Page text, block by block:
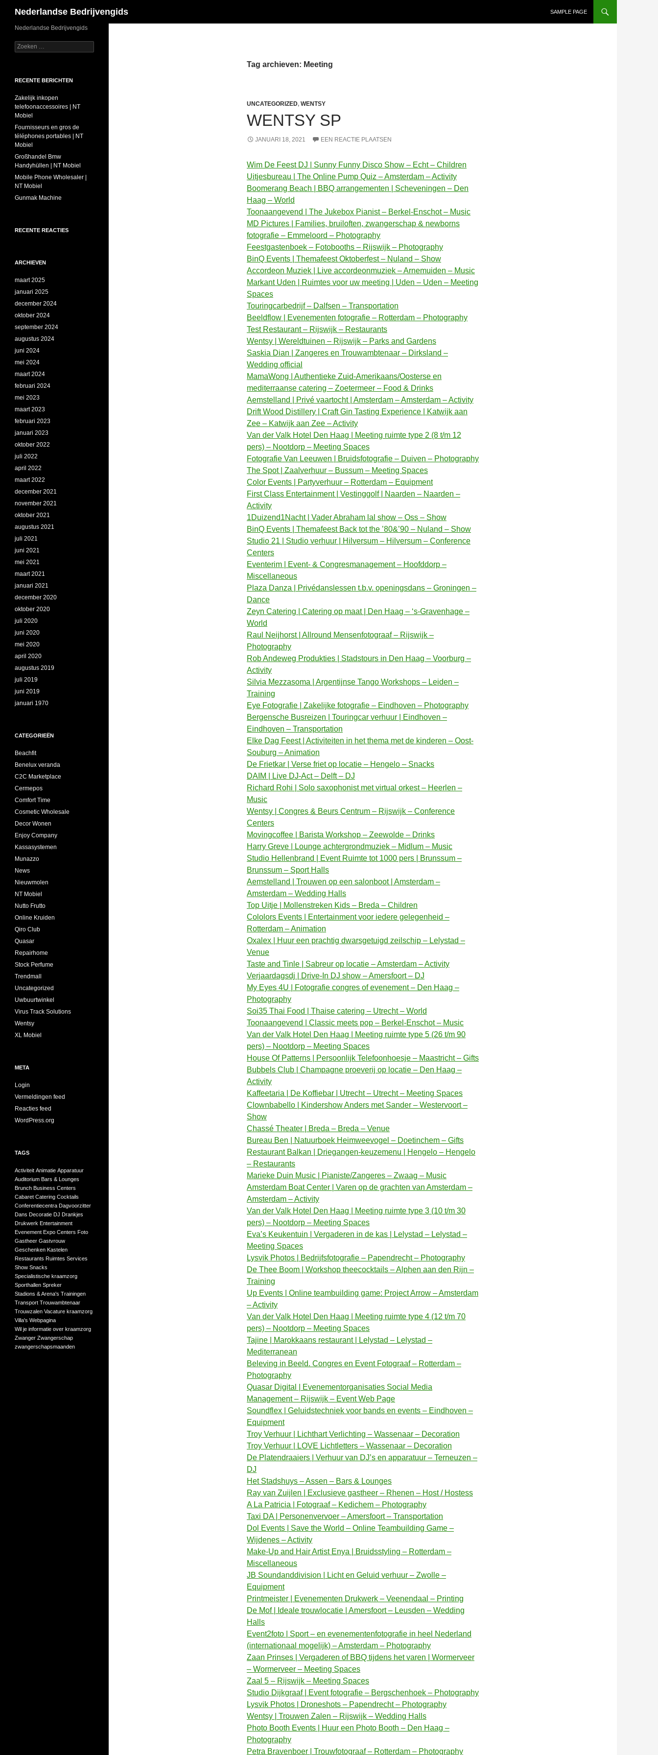
naar
Nederlandse Bedrijvengids SAMPLE PAGE
Tag archieven: Meeting
UNCATEGORIZED, WENTSY
WENTSY SP
JANUARI 18, 2021 EEN REACTIE PLAATSEN
Wim De Feest DJ | Sunny Funny Disco Show – Echt – Children
Uitjesbureau | The Online Pump Quiz – Amsterdam – Activity
Boomerang Beach | BBQ arrangementen | Scheveningen – Den
Haag – World
Toonaangevend | The Jukebox Pianist – Berkel-Enschot – Music
MD Pictures | Families, bruiloften, zwangerschap & newborns
fotografie – Emmeloord – Photography
Feestgastenboek – Fotobooths – Rijswijk – Photography
BinQ Events | Themafeest Oktoberfest – Nuland – Show
Accordeon Muziek | Live accordeonmuziek – Arnemuiden – Music
Markant Uden | Ruimtes voor uw meeting | Uden – Uden – Meeting
Spaces
Touringcarbedrijf – Dalfsen – Transportation
Beeldflow | Evenementen fotografie – Rotterdam – Photography
Test Restaurant – Rijswijk – Restaurants
Wentsy | Wereldtuinen – Rijswijk – Parks and Gardens
Saskia Dian | Zangeres en Trouwambtenaar – Dirksland –
Wedding official
MamaWong | Authentieke Zuid-Amerikaans/Oosterse en
mediterraanse catering – Zoetermeer – Food & Drinks
Aemstelland | Privé vaartocht | Amsterdam – Amsterdam – Activity
Drift Wood Distillery | Craft Gin Tasting Experience | Katwijk aan
Zee – Katwijk aan Zee – Activity
Van der Valk Hotel Den Haag | Meeting ruimte type 2 (8 t/m 12
pers) – Nootdorp – Meeting Spaces
Fotografie Van Leeuwen | Bruidsfotografie – Duiven – Photography
The Spot | Zaalverhuur – Bussum – Meeting Spaces
Color Events | Partyverhuur – Rotterdam – Equipment
First Class Entertainment | Vestinggolf | Naarden – Naarden –
Activity
1Duizend1Nacht | Vader Abraham lal show – Oss – Show
BinQ Events | Themafeest Back tot the ’80&’90 – Nuland – Show
Studio 21 | Studio verhuur | Hilversum – Hilversum – Conference
Centers
Eventerim | Event- & Congresmanagement – Hoofddorp –
Miscellaneous
Plaza Danza | Privédanslessen t.b.v. openingsdans – Groningen –
Dance
Zeyn Catering | Catering op maat | Den Haag – ‘s-Gravenhage –
World
Raul Neijhorst | Allround Mensenfotograaf – Rijswijk –
Photography
Rob Andeweg Produkties | Stadstours in Den Haag – Voorburg –
Activity
Silvia Mezzasoma | Argentijnse Tango Workshops – Leiden –
Training
Eye Fotografie | Zakelijke fotografie – Eindhoven – Photography
Bergensche Busreizen | Touringcar verhuur | Eindhoven –
Eindhoven – Transportation
Elke Dag Feest | Activiteiten in het thema met de kinderen – Oost-
Souburg – Animation
De Frietkar | Verse friet op locatie – Hengelo – Snacks
DAIM | Live DJ-Act – Delft – DJ
Richard Rohi | Solo saxophonist met virtual orkest – Heerlen –
Music
Wentsy | Congres & Beurs Centrum – Rijswijk – Conference
Centers
Movingcoffee | Barista Workshop – Zeewolde – Drinks
Harry Greve | Lounge achtergrondmuziek – Midlum – Music
Studio Hellenbrand | Event Ruimte tot 1000 pers | Brunssum –
Brunssum – Sport Halls
Aemstelland | Trouwen op een salonboot | Amsterdam –
Amsterdam – Wedding Halls
Top Uitje | Mollenstreken Kids – Breda – Children
Cololors Events | Entertainment voor iedere gelegenheid –
Rotterdam – Animation
Oxalex | Huur een prachtig dwarsgetuigd zeilschip – Lelystad –
Venue
Taste and Tinle | Sabreur op locatie – Amsterdam – Activity
Verjaardagsdj | Drive-In DJ show – Amersfoort – DJ
My Eyes 4U | Fotografie congres of evenement – Den Haag –
Photography
Soi35 Thai Food | Thaise catering – Utrecht – World
Toonaangevend | Classic meets pop – Berkel-Enschot – Music
Van der Valk Hotel Den Haag | Meeting ruimte type 5 (26 t/m 90
pers) – Nootdorp – Meeting Spaces
House Of Patterns | Persoonlijk Telefoonhoesje – Maastricht – Gifts
Bubbels Club | Champagne proeverij op locatie – Den Haag –
Activity
Kaffeetaria | De Koffiebar | Utrecht – Utrecht – Meeting Spaces
Clownbabello | Kindershow Anders met Sander – Westervoort –
Show
Chassé Theater | Breda – Breda – Venue
Bureau Ben | Natuurboek Heimweevogel – Doetinchem – Gifts
Restaurant Balkan | Driegangen-keuzemenu | Hengelo – Hengelo
– Restaurants
Marieke Duin Music | Pianiste/Zangeres – Zwaag – Music
Amsterdam Boat Center | Varen op de grachten van Amsterdam –
Amsterdam – Activity
Van der Valk Hotel Den Haag | Meeting ruimte type 3 (10 t/m 30
pers) – Nootdorp – Meeting Spaces
Eva’s Keukentuin | Vergaderen in de kas | Lelystad – Lelystad –
Meeting Spaces
Lysvik Photos | Bedrijfsfotografie – Papendrecht – Photography
De Thee Boom | Workshop theecocktails – Alphen aan den Rijn –
Training
Up Events | Online teambuilding game: Project Arrow – Amsterdam
– Activity
Van der Valk Hotel Den Haag | Meeting ruimte type 4 (12 t/m 70
pers) – Nootdorp – Meeting Spaces
Tajine | Marokkaans restaurant | Lelystad – Lelystad –
Mediterranean
Beleving in Beeld. Congres en Event Fotograaf – Rotterdam –
Photography
Quasar Digital | Evenementorganisaties Social Media
Management – Rijswijk – Event Web Page
Soundflex | Geluidstechniek voor bands en events – Eindhoven –
Equipment
Troy Verhuur | Lichthart Verlichting – Wassenaar – Decoration
Troy Verhuur | LOVE Lichtletters – Wassenaar – Decoration
De Platendraaiers | Verhuur van DJ’s en apparatuur – Terneuzen –
DJ
Het Stadshuys – Assen – Bars & Lounges
Ray van Zuijlen | Exclusieve gastheer – Rhenen – Host / Hostess
A La Patricia | Fotograaf – Kedichem – Photography
Taxi DA | Personenvervoer – Amersfoort – Transportation
Dol Events | Save the World – Online Teambuilding Game –
Wijdenes – Activity
Make-Up and Hair Artist Enya | Bruidsstyling – Rotterdam –
Miscellaneous
JB Soundanddivision | Licht en Geluid verhuur – Zwolle –
Equipment
Printmeister | Evenementen Drukwerk – Veenendaal – Printing
De Mof | Ideale trouwlocatie | Amersfoort – Leusden – Wedding
Halls
Event2foto | Sport – en evenementenfotografie in heel Nederland
(internationaal mogelijk) – Amsterdam – Photography
Zaan Prinses | Vergaderen of BBQ tijdens het varen | Wormerveer
– Wormerveer – Meeting Spaces
Zaal 5 – Rijswijk – Meeting Spaces
Studio Dijkgraaf | Event fotografie – Bergschenhoek – Photography
Lysvik Photos | Droneshots – Papendrecht – Photography
Wentsy | Trouwen Zalen – Rijswijk – Wedding Halls
Photo Booth Events | Huur een Photo Booth – Den Haag –
Photography
Petra Bravenboer | Trouwfotograaf – Rotterdam – Photography
Nederlandse Bedrijvengids
Zoeken
naar:
RECENTE BERICHTEN
Zakelijk inkopen
telefoonaccessoires | NT
Mobiel
Fournisseurs en gros de
téléphones portables | NT
Mobiel
Großhandel Bmw
Handyhüllen | NT Mobiel
Mobile Phone Wholesaler |
NT Mobiel
Gunmak Machine
RECENTE REACTIES
ARCHIEVEN
maart 2025
januari 2025
december 2024
oktober 2024
september 2024
augustus 2024
juni 2024
mei 2024
maart 2024
februari 2024
mei 2023
maart 2023
februari 2023
januari 2023
oktober 2022
juli 2022
april 2022
maart 2022
december 2021
november 2021
oktober 2021
augustus 2021
juli 2021
juni 2021
mei 2021
maart 2021
januari 2021
december 2020
oktober 2020
juli 2020
juni 2020
mei 2020
april 2020
augustus 2019
juli 2019
juni 2019
januari 1970
CATEGORIEËN
Beachfit
Benelux veranda
C2C Marketplace
Cermepos
Comfort Time
Cosmetic Wholesale
Decor Wonen
Enjoy Company
Kassasystemen
Munazzo
News
Nieuwmolen
NT Mobiel
Nutto Frutto
Online Kruiden
Qiro Club
Quasar
Repairhome
Stock Perfume
Trendmall
Uncategorized
Uwbuurtwinkel
Virus Track Solutions
Wentsy
XL Mobiel
META
Login
Vermeldingen feed
Reacties feed
WordPress.org
TAGS
Activiteit Animatie Apparatuur
Auditorium Bars & Lounges
Brunch Business Centers
Cabaret Catering Cocktails
Conferentiecentra Dagvoorzitter
Dans Decoratie DJ Drankjes
Drukwerk Entertainment
Evenement Expo Centers Foto
Gastheer Gastvrouw
Geschenken Kastelen
Restaurants Ruimtes Services
Show Snacks
Specialistische kraamzorg
Sporthallen Spreker
Stadions & Arena's Trainingen
Transport Trouwambtenaar
Trouwzalen Vacature kraamzorg
Villa's Webpagina
Wil je informatie over kraamzorg
Zwanger Zwangerschap
zwangerschapsmaanden